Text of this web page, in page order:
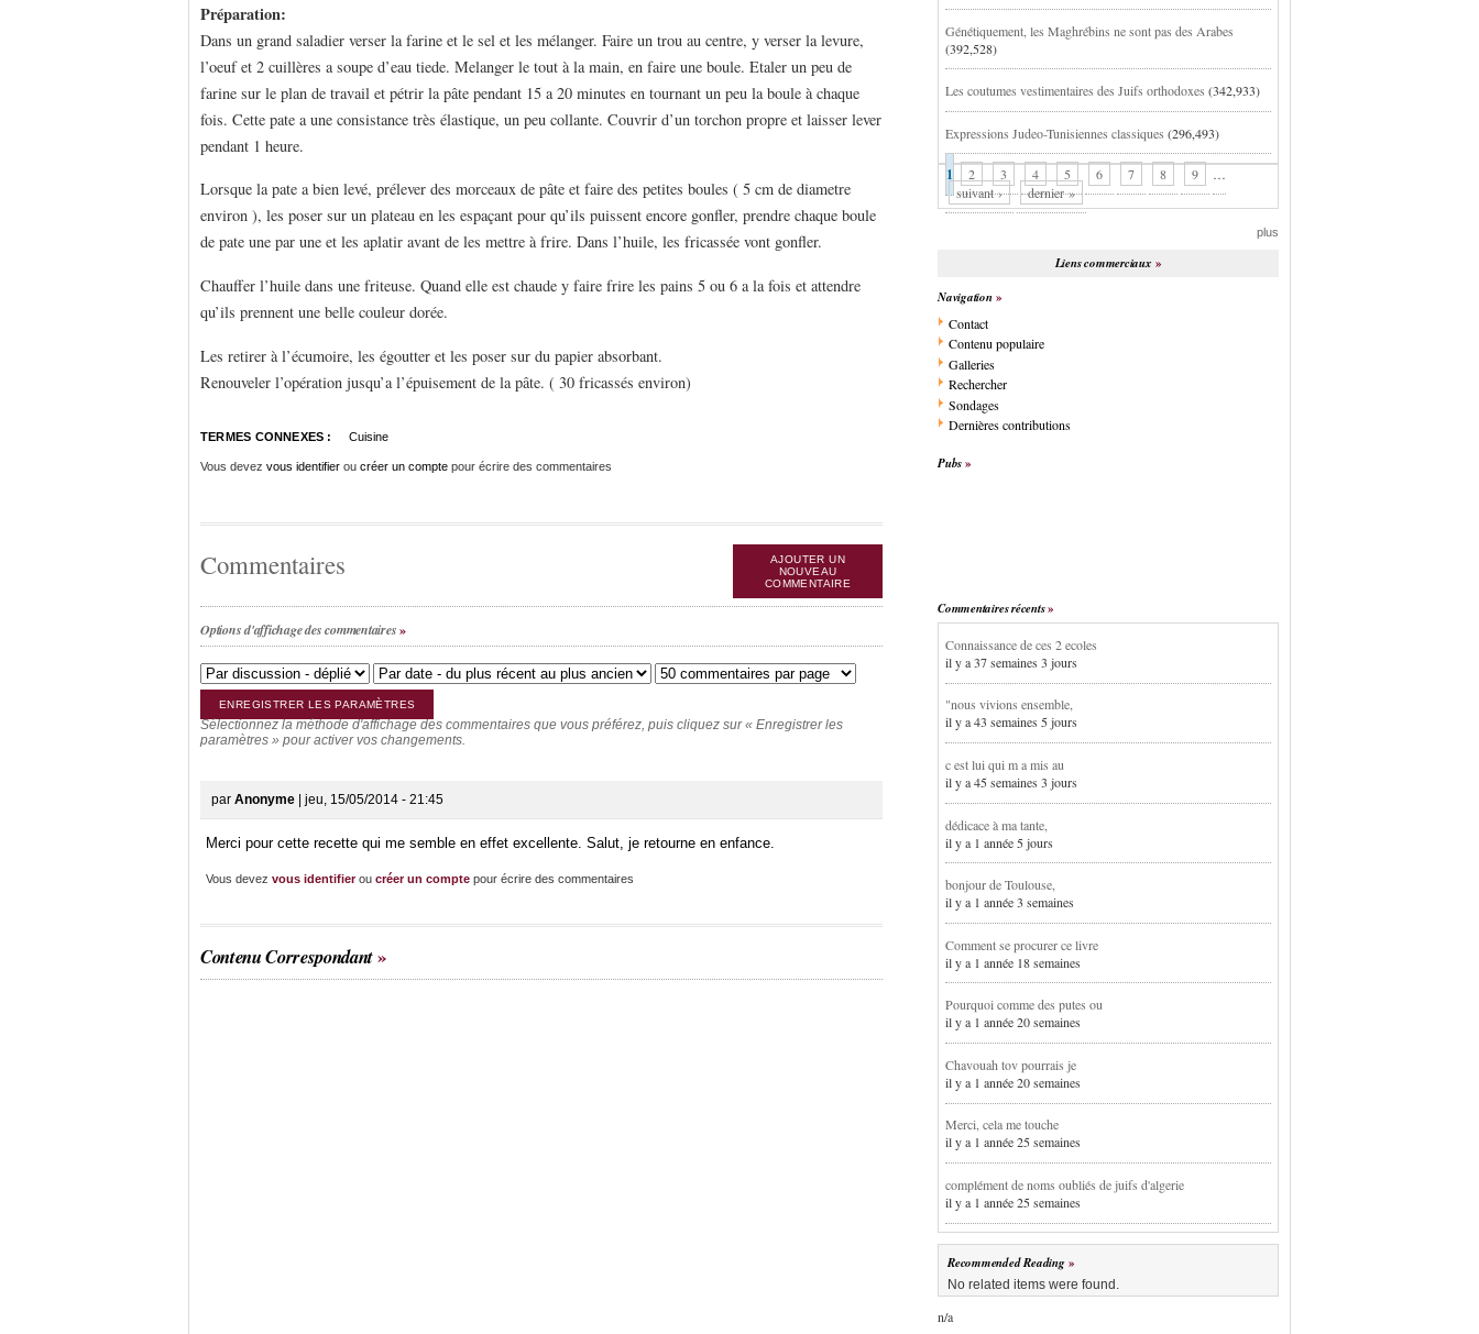
Préparation:
Dans un grand saladier verser la farine et le sel et les mélanger. Faire un trou au centre, y verser la levure,
l’oeuf et 2 cuillères a soupe d’eau tiede. Melanger le tout à la main, en faire une boule. Etaler un peu de
farine sur le plan de travail et pétrir la pâte pendant 15 a 20 minutes en tournant un peu la boule à chaque
fois. Cette pate a une consistance très élastique, un peu collante. Couvrir d’un torchon propre et laisser lever
pendant 1 heure.
Lorsque la pate a bien levé, prélever des morceaux de pâte et faire des petites boules ( 5 cm de diametre
environ ), les poser sur un plateau en les espaçant pour qu’ils puissent encore gonfler, prendre chaque boule
de pate une par une et les aplatir avant de les mettre à frire. Dans l’huile, les fricassée vont gonfler.
Chauffer l’huile dans une friteuse. Quand elle est chaude y faire frire les pains 5 ou 6 a la fois et attendre
qu’ils prennent une belle couleur dorée.
Les retirer à l’écumoire, les égoutter et les poser sur du papier absorbant.
Renouveler l’opération jusqu’a l’épuisement de la pâte. ( 30 fricassés environ)
TERMES CONNEXES : Cuisine
Vous devez vous identifier ou créer un compte pour écrire des commentaires
Commentaires
AJOUTER UN
NOUVEAU
COMMENTAIRE
Options d'affichage des commentaires
Sélectionnez la méthode d'affichage des commentaires que vous préférez, puis cliquez sur « Enregistrer les
paramètres » pour activer vos changements.
par Anonyme | jeu, 15/05/2014 - 21:45
Merci pour cette recette qui me semble en effet excellente. Salut, je retourne en enfance.
Vous devez vous identifierou créer un compte pour écrire des commentaires
Contenu Correspondant
Génétiquement, les Maghrébins ne sont pas des Arabes
(392,528)
Les coutumes vestimentaires des Juifs orthodoxes (342,933)
Expressions Judeo-Tunisiennes classiques (296,493)
1 2 3 4 5 6 7 8 9
…
suivant ›
dernier »
plus
Liens commerciaux
Navigation
Contact
Contenu populaire
Galleries
Rechercher
Sondages
Dernières contributions
Pubs
Commentaires récents
Connaissance de ces 2 ecoles
il y a 37 semaines 3 jours
"nous vivions ensemble,
il y a 43 semaines 5 jours
c est lui qui m a mis au
il y a 45 semaines 3 jours
dédicace à ma tante,
il y a 1 année 5 jours
bonjour de Toulouse,
il y a 1 année 3 semaines
Comment se procurer ce livre
il y a 1 année 18 semaines
Pourquoi comme des putes ou
il y a 1 année 20 semaines
Chavouah tov pourrais je
il y a 1 année 20 semaines
Merci, cela me touche
il y a 1 année 25 semaines
complément de noms oubliés de juifs d'algerie
il y a 1 année 25 semaines
Recommended Reading
No related items were found.
n/a